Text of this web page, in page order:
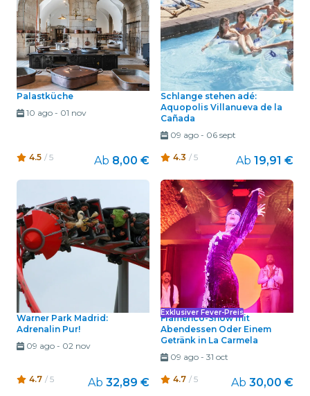
Palastküche
10 ago- 01 nov
4.5 / 5 Ab 8,00 €
Schlange stehen adé:
Aquopolis Villanueva de la
Cañada
09 ago- 06 sept
4.3 / 5 Ab 19,91 €
Warner Park Madrid:
Adrenalin Pur!
09 ago- 02 nov
4.7 / 5 Ab 32,89 €
Exklusiver Fever-Preis
Flamenco-Show mit
Abendessen Oder Einem
Getränk in La Carmela
09 ago- 31 oct
4.7 / 5 Ab 30,00 €